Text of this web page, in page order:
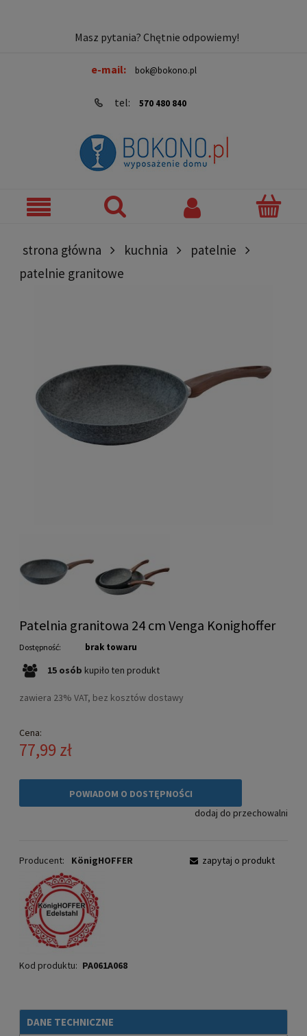
Masz pytania? Chętnie odpowiemy!
e-mail: bok@bokono.pl
tel: 570 480 840
strona główna kuchnia
patelnie
patelnie granitowe
Patelnia granitowa 24 cm Venga Konighoffer
Dostępność: brak towaru
15 osób kupiło ten produkt
zawiera 23% VAT, bez kosztów dostawy
Cena:
77,99 zł
POWIADOM O DOSTĘPNOŚCI
dodaj do przechowalni
Producent: KönigHOFFER
Kod produktu: PA061A068
zapytaj o produkt
DANE TECHNICZNE